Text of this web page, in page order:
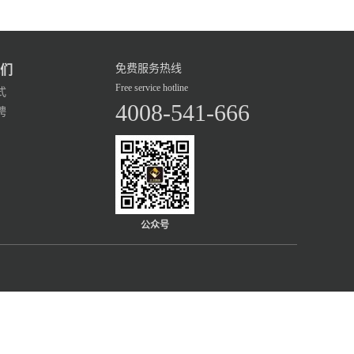
免费服务热线
Free service hotline
4008-541-666
公众号